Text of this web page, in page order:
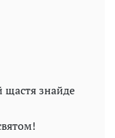
щастя знайде